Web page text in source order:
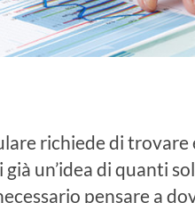
richiede di trovare
un’idea di quanti
pensare a